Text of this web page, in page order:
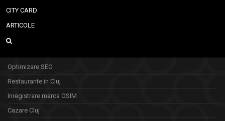
CITY CARD
ARTICOLE
Optimizare SEO
Restaurante in Cluj
Inregistrare marca OSIM
Cazare Cluj